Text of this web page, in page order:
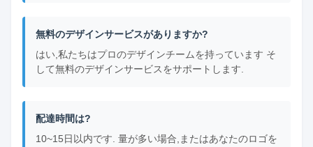
無料のデザインサービスがありますか?
はい,私たちはプロのデザインチームを持っています そ
して無料のデザインサービスをサポートします.
配達時間は?
10~15日以内です. 量が多い場合,またはあなたのロゴを